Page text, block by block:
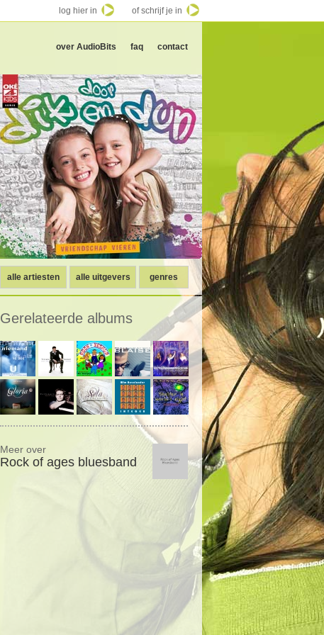
over AudioBits faq contact
alle artiesten alle uitgevers genres
Gerelateerde albums
Meer over
Rock of ages bluesband
log hier in of schrijf je in